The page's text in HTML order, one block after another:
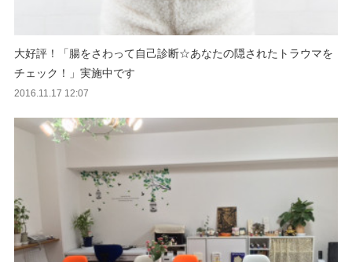
大好評！「腸をさわって自己診断☆あなたの隠されたトラウマを
チェック！」実施中です
2016.11.17 12:07